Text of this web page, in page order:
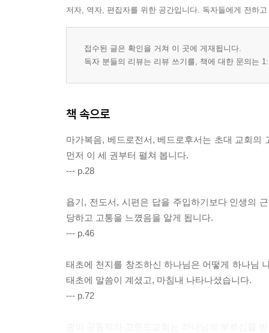
저자, 역자, 편집자를 위한 공간입니다. 독자들에게 전하
접수된 글은 확인을 거쳐 이 곳에 게재됩니다.
독자 분들의 리뷰는 리뷰 쓰기를, 책에 대한 문의는
책 속으로
마가복음, 베드로전서, 베드로후서는 초대 교회
먼저 이 세 권부터 펼쳐 봅니다.
--- p.28
욥기, 전도서, 시편은 답을 주입하기보다 인생의
당하고 고통을 느꼈음을 알게 됩니다.
--- p.46
태초에 천지를 창조하신 하나님은 어떻게 하나님
태초에 말씀이 계셨고, 마침내 나타나셨습니다.
--- p.72